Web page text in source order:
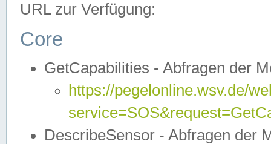
URL zur Verfügung:
Core
GetCapabilities - Abfragen der
https://pegelonline.wsv.de/
DescribeSensor - Abfragen der